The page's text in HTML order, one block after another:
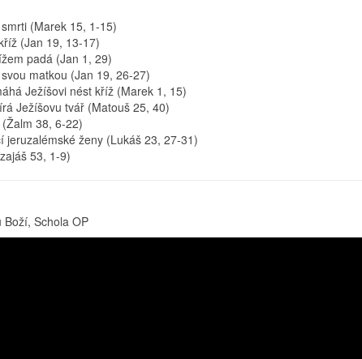
(Marek 15, 1-15)
(Jan 19, 13-17)
padá (Jan 1, 29)
matkou (Jan 19, 26-27)
Ježíšovi nést kříž (Marek 1, 15)
Ježíšovu tvář (Matouš 25, 40)
38, 6-22)
jeruzalémské ženy (Lukáš 23, 27-31)
53, 1-9)
Boží, Schola OP